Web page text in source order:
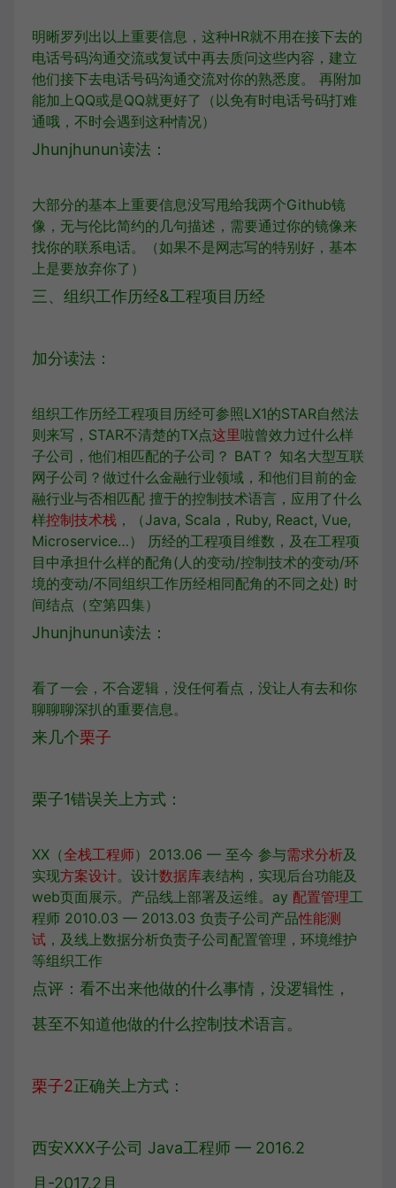
明晰罗列出以上重要信息，这种HR就不用在接下去的
电话号码沟通交流或复试中再去质问这些内容，建立
他们接下去电话号码沟通交流对你的熟悉度。 再附加
能加上QQ或是QQ就更好了（以免有时电话号码打难
通哦，不时会遇到这种情况）
Jhunjhunun读法：
大部分的基本上重要信息没写甩给我两个Github镜
像，无与伦比简约的几句描述，需要通过你的镜像来
找你的联系电话。（如果不是网志写的特别好，基本
上是要放弃你了）
三、组织工作历经&工程项目历经
加分读法：
组织工作历经工程项目历经可参照LX1的STAR自然法
则来写，STAR不清楚的TX点这里啦曾效力过什么样
子公司，他们相匹配的子公司？ BAT？ 知名大型互联
网子公司？做过什么金融行业领域，和他们目前的金
融行业与否相匹配 擅于的控制技术语言，应用了什么
样控制技术栈 ，（Java, Scala，Ruby, React, Vue,
Microservice…） 历经的工程项目维数，及在工程项
目中承担什么样的配角(人的变动/控制技术的变动/环
境的变动/不同组织工作历经相同配角的不同之处) 时
间结点（空第四集）
Jhunjhunun读法：
看了一会，不合逻辑，没任何看点，没让人有去和你
聊聊聊深扒的重要信息。
来几个栗子
栗子1错误关上方式：
XX（全栈工程师）2013.06 — 至今 参与需求分析及
实现方案设计。设计数据库表结构，实现后台功能及
web页面展示。产品线上部署及运维。ay 配置管理工
程师 2010.03 — 2013.03 负责子公司产品性能测
试 ，及线上数据分析负责子公司配置管理，环境维护
等组织工作
点评：看不出来他做的什么事情，没逻辑性，
甚至不知道他做的什么控制技术语言。
栗子2正确关上方式：
西安XXX子公司 Java工程师 — 2016.2
月-2017.2月